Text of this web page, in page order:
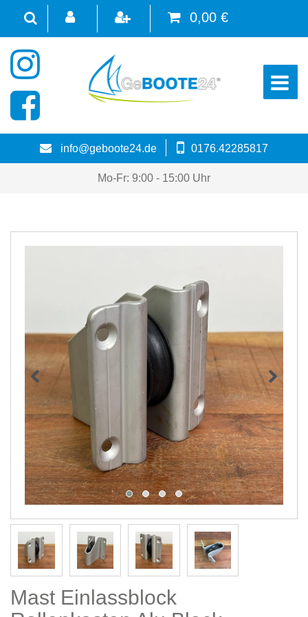
0,00 €
☰
info@geboote24.de 0176.42285817
Mo-Fr: 9:00 - 15:00 Uhr
Mast Einlassblock